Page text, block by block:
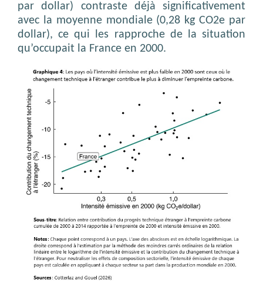
par dollar) contraste déjà significativement
avec la moyenne mondiale (0,28 kg CO2e par
dollar), ce qui les rapproche de la situation
qu’occupait la France en 2000.